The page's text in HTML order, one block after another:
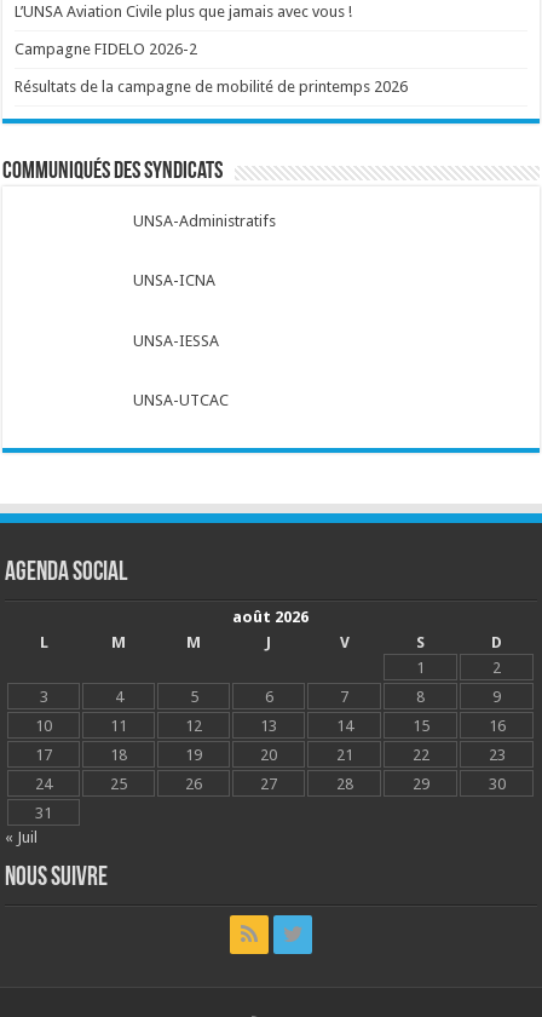
L’UNSA Aviation Civile plus que jamais avec vous !
Campagne FIDELO 2026-2
Résultats de la campagne de mobilité de printemps 2026
Communiqués des syndicats
UNSA-Administratifs
UNSA-ICNA
UNSA-IESSA
UNSA-UTCAC
Agenda social
août 2026
L
M M J V S
D
1
2
3
4 5 6 7 8
9
10
11 12 13 14 15
16
17
18 19 20 21 22
23
24
25 26 27 28 29
30
31
« Juil
Nous suivre